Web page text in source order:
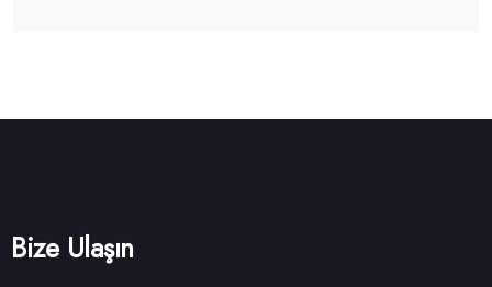
Bize Ulaşın